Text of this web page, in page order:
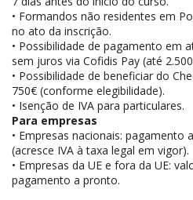
• Formandos não residentes em
no ato da inscrição.
• Possibilidade de pagamento em
sem juros via Cofidis Pay (até
• Possibilidade de beneficiar do
750€ (conforme elegibilidade).
• Isenção de IVA para particulares.
Para empresas
• Empresas nacionais: pagamento
(acresce IVA à taxa legal em vigor).
• Empresas da UE e fora da UE:
pagamento a pronto.